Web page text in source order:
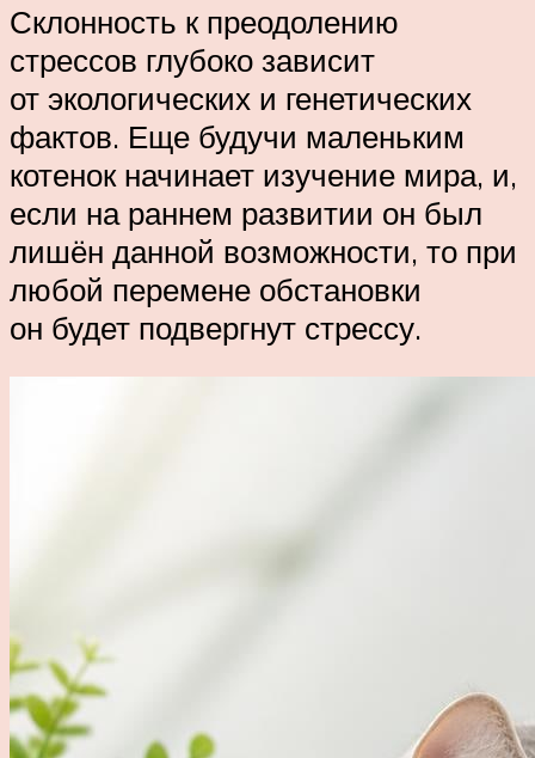
Склонность к преодолению
стрессов глубоко зависит
от экологических и генетических
фактов. Еще будучи маленьким
котенок начинает изучение мира, и,
если на раннем развитии он был
лишён данной возможности, то при
любой перемене обстановки
он будет подвергнут стрессу.